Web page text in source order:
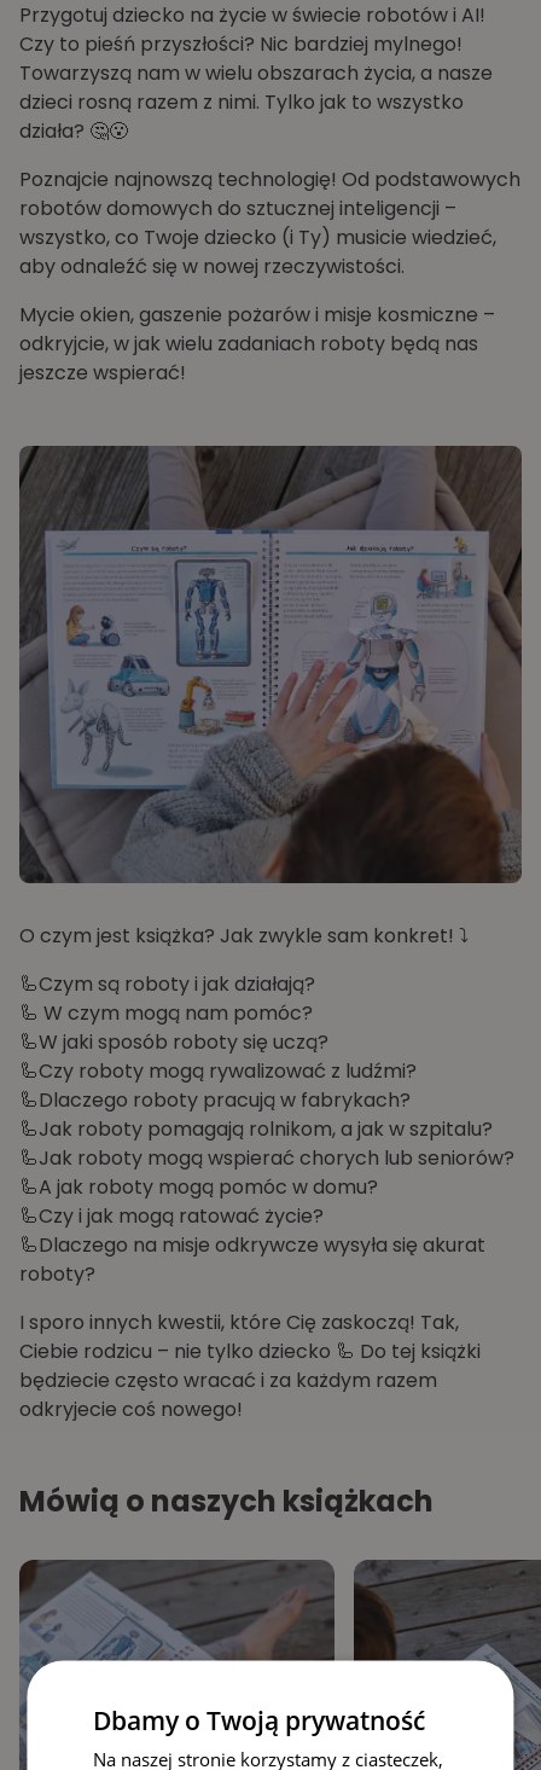
Przygotuj dziecko na życie w świecie robotów i AI!
Czy to pieśń przyszłości? Nic bardziej mylnego!
Towarzyszą nam w wielu obszarach życia, a nasze
dzieci rosną razem z nimi. Tylko jak to wszystko
działa? 🤔😮
Poznajcie najnowszą technologię! Od podstawowych
robotów domowych do sztucznej inteligencji –
wszystko, co Twoje dziecko (i Ty) musicie wiedzieć,
aby odnaleźć się w nowej rzeczywistości.
Mycie okien, gaszenie pożarów i misje kosmiczne –
odkryjcie, w jak wielu zadaniach roboty będą nas
jeszcze wspierać!
O czym jest książka? Jak zwykle sam konkret! ⤵️
🦾Czym są roboty i jak działają?
🦾 W czym mogą nam pomóc?
🦾W jaki sposób roboty się uczą?
🦾Czy roboty mogą rywalizować z ludźmi?
🦾Dlaczego roboty pracują w fabrykach?
🦾Jak roboty pomagają rolnikom, a jak w szpitalu?
🦾Jak roboty mogą wspierać chorych lub seniorów?
🦾A jak roboty mogą pomóc w domu?
🦾Czy i jak mogą ratować życie?
🦾Dlaczego na misje odkrywcze wysyła się akurat
roboty?
I sporo innych kwestii, które Cię zaskoczą! Tak,
Ciebie rodzicu – nie tylko dziecko 🦾 Do tej książki
będziecie często wracać i za każdym razem
odkryjecie coś nowego!
Mówią o naszych książkach
Dbamy o Twoją prywatność
Na naszej stronie korzystamy z ciasteczek,